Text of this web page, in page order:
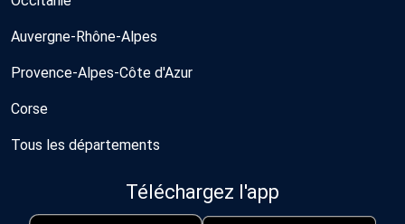
Auvergne-Rhône-Alpes
Provence-Alpes-Côte d'Azur
Corse
Tous les départements
Téléchargez l'app